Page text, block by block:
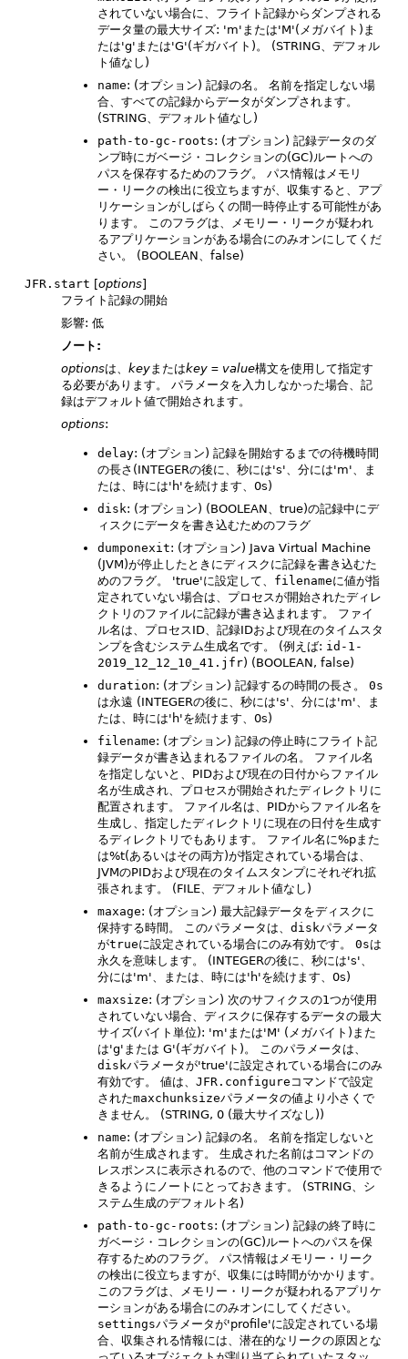
されていない場合に、フライト記録からダンプされる
データ量の最大サイズ: 'm'または'M'(メガバイト)ま
たは'g'または'G'(ギガバイト)。
(STRING、デフォル
ト値なし)
name: (オプション) 記録の名。
名前を指定しない場
合、すべての記録からデータがダンプされます。
(STRING、デフォルト値なし)
path-to-gc-roots: (オプション) 記録データのダ
ンプ時にガベージ・コレクションの(GC)ルートへの
パスを保存するためのフラグ。
パス情報はメモリ
ー・リークの検出に役立ちますが、収集すると、アプ
リケーションがしばらくの間一時停止する可能性があ
ります。
このフラグは、メモリー・リークが疑われ
るアプリケーションがある場合にのみオンにしてくだ
さい。
(BOOLEAN、false)
JFR.start [options]
フライト記録の開始
影響: 低
ノート:
optionsは、 keyまたはkey = value構文を使用して指定す
る必要があります。
パラメータを入力しなかった場合、記
録はデフォルト値で開始されます。
options:
delay: (オプション) 記録を開始するまでの待機時間
の長さ(INTEGERの後に、秒には's'、分には'm'、ま
たは、時には'h'を続けます、0s)
disk: (オプション) (BOOLEAN、true)の記録中にデ
ィスクにデータを書き込むためのフラグ
dumponexit: (オプション) Java Virtual Machine
(JVM)が停止したときにディスクに記録を書き込むた
めのフラグ。
'true'に設定して、 filenameに値が指
定されていない場合は、プロセスが開始されたディレ
クトリのファイルに記録が書き込まれます。
ファイ
ル名は、プロセスID、記録IDおよび現在のタイムスタ
ンプを含むシステム生成名です。
(例えば: id-1-
2019_12_12_10_41.jfr) (BOOLEAN, false)
duration: (オプション) 記録するの時間の長さ。
0s
は永遠 (INTEGERの後に、秒には's'、分には'm'、ま
たは、時には'h'を続けます、0s)
filename: (オプション) 記録の停止時にフライト記
録データが書き込まれるファイルの名。
ファイル名
を指定しないと、PIDおよび現在の日付からファイル
名が生成され、プロセスが開始されたディレクトリに
配置されます。
ファイル名は、PIDからファイル名を
生成し、指定したディレクトリに現在の日付を生成す
るディレクトリでもあります。
ファイル名に%pまた
は%t(あるいはその両方)が指定されている場合は、
JVMのPIDおよび現在のタイムスタンプにそれぞれ拡
張されます。
(FILE、デフォルト値なし)
maxage: (オプション) 最大記録データをディスクに
保持する時間。
このパラメータは、 diskパラメータ
がtrueに設定されている場合にのみ有効です。 0sは
永久を意味します。
(INTEGERの後に、秒には's'、
分には'm'、または、時には'h'を続けます、0s)
maxsize: (オプション) 次のサフィクスの1つが使用
されていない場合、ディスクに保存するデータの最大
サイズ(バイト単位): 'm'または'M' (メガバイト)また
は'g'または G'(ギガバイト)。
このパラメータは、
diskパラメータが'true'に設定されている場合にのみ
有効です。
値は、 JFR.configure コマンドで設定
されたmaxchunksizeパラメータの値より小さくで
きません。
(STRING, 0 (最大サイズなし))
name: (オプション) 記録の名。
名前を指定しないと
名前が生成されます。
生成された名前はコマンドの
レスポンスに表示されるので、他のコマンドで使用で
きるようにノートにとっておきます。
(STRING、シ
ステム生成のデフォルト名)
path-to-gc-roots: (オプション) 記録の終了時に
ガベージ・コレクションの(GC)ルートへのパスを保
存するためのフラグ。
パス情報はメモリー・リーク
の検出に役立ちますが、収集には時間がかかります。
このフラグは、メモリー・リークが疑われるアプリケ
ーションがある場合にのみオンにしてください。
settingsパラメータが'profile'に設定されている場
合、収集される情報には、潜在的なリークの原因とな